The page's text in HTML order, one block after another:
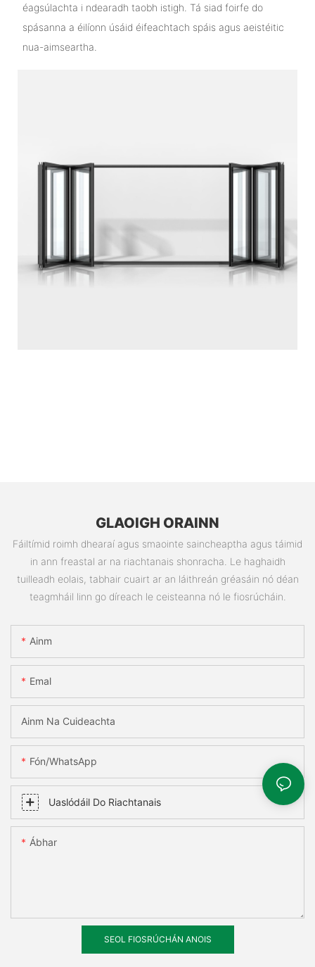
éagsúlachta i ndearadh taobh istigh. Tá siad foirfe do
spásanna a éilíonn úsáid éifeachtach spáis agus aeistéitic
nua-aimseartha.
GLAOIGH ORAINN
Fáiltímid roimh dhearaí agus smaointe saincheaptha agus táimid
in ann freastal ar na riachtanais shonracha. Le haghaidh
tuilleadh eolais, tabhair cuairt ar an láithreán gréasáin nó déan
teagmháil linn go díreach le ceisteanna nó le fiosrúcháin.
Ainm
Emal
Ainm Na Cuideachta
Fón/WhatsApp
Uaslódáil Do Riachtanais
Ábhar
SEOL FIOSRÚCHÁN ANOIS